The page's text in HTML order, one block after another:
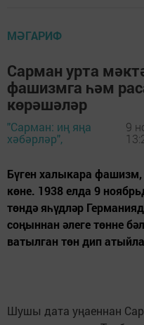
МӘГАРИФ
Сарман урта
фашизмга һәм
көрәшәләр
"Сарман: иң яңа
хәбәрләр",
9
Бүген халыкара
көне. 1938 елда 9
төндә яһүдләр
соңыннан әлеге төнне
ватылган төн дип
Шушы дата уңаеннан